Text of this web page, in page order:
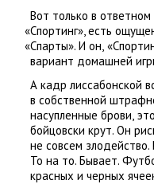
Вот только в
«Спортинг», есть
«Спарты». И он,
вариант домашней
А кадр лиссабонской
в собственной
насупленные брови,
бойцовски крут. Он
не совсем
То на то. Бывает.
красных и черных